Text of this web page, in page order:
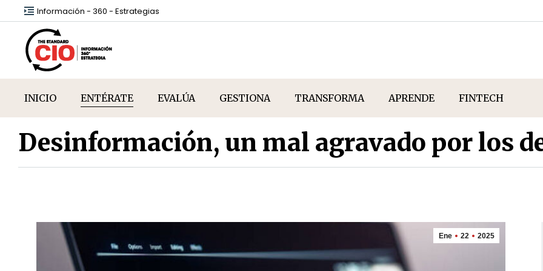
Información - 360 - Estrategias
INICIO ENTÉRATE EVALÚA GESTIONA TRANSFORMA APRENDE FINTECH
Desinformación, un mal agravado por los
Ene 22 2025